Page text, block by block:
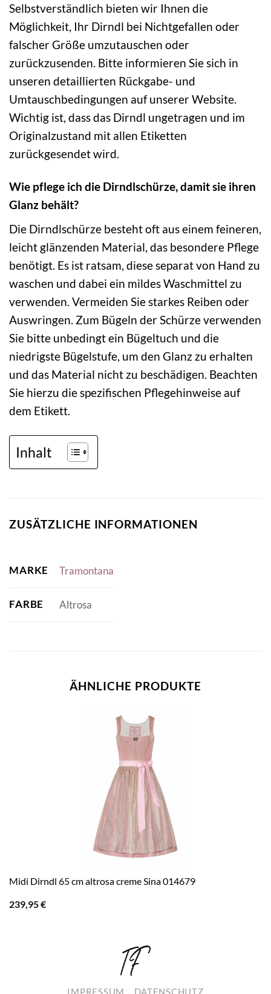
Selbstverständlich bieten wir Ihnen die
Möglichkeit, Ihr Dirndl bei Nichtgefallen oder
falscher Größe umzutauschen oder
zurückzusenden. Bitte informieren Sie sich in
unseren detaillierten Rückgabe- und
Umtauschbedingungen auf unserer Website.
Wichtig ist, dass das Dirndl ungetragen und im
Originalzustand mit allen Etiketten
zurückgesendet wird.
Wie pflege ich die Dirndlschürze, damit sie ihren
Glanz behält?
Die Dirndlschürze besteht oft aus einem feineren,
leicht glänzenden Material, das besondere Pflege
benötigt. Es ist ratsam, diese separat von Hand zu
waschen und dabei ein mildes Waschmittel zu
verwenden. Vermeiden Sie starkes Reiben oder
Auswringen. Zum Bügeln der Schürze verwenden
Sie bitte unbedingt ein Bügeltuch und die
niedrigste Bügelstufe, um den Glanz zu erhalten
und das Material nicht zu beschädigen. Beachten
Sie hierzu die spezifischen Pflegehinweise auf
dem Etikett.
Inhalt
ZUSÄTZLICHE INFORMATIONEN
MARKE Tramontana
FARBE Altrosa
ÄHNLICHE PRODUKTE
Midi Dirndl 65 cm altrosa creme Sina 014679
239,95€
IMPRESSUM DATENSCHUTZ